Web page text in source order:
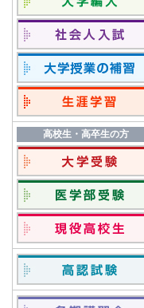
高校生・高卒生の方